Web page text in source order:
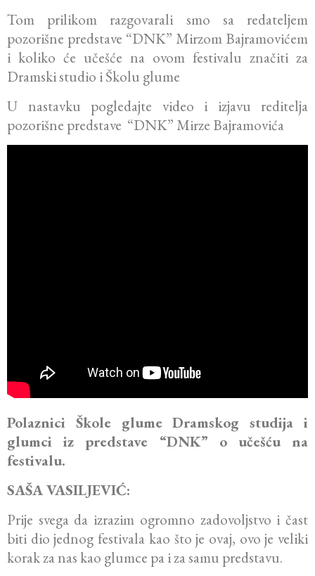
Tom prilikom razgovarali smo sa redateljem
pozorišne predstave “DNK” Mirzom Bajramovićem
i koliko će učešće na ovom festivalu značiti za
Dramski studio i Školu glume
U nastavku pogledajte video i izjavu reditelja
pozorišne predstave “DNK” Mirze Bajramovića
Polaznici Škole glume Dramskog studija i
glumci iz predstave “DNK” o učešću na
festivalu.
SAŠA VASILJEVIĆ:
Prije svega da izrazim ogromno zadovoljstvo i čast
biti dio jednog festivala kao što je ovaj, ovo je veliki
korak za nas kao glumce pa i za samu predstavu.